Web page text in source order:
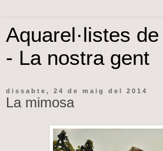
Aquarel·listes
- La nostra gent
dissabte, 24 de maig del 2014
La mimosa